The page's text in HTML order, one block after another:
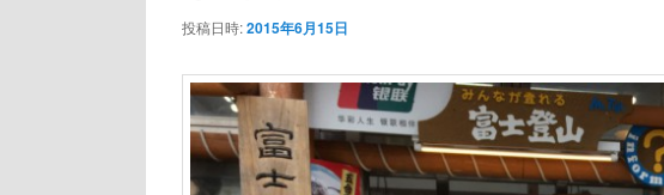
投稿日時:2015年6月15日